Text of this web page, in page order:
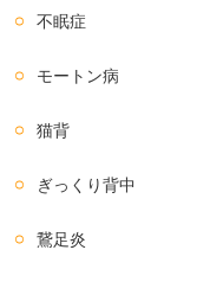
不眠症
モートン病
猫背
ぎっくり背中
鵞足炎